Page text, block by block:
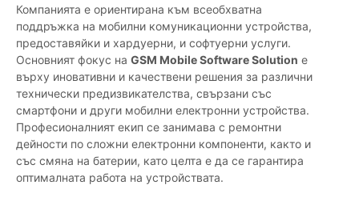
Компанията е ориентирана към всеобхватна
поддръжка на мобилни комуникационни устройства,
предоставяйки и хардуерни, и софтуерни услуги.
Основният фокус на GSM Mobile Software Solution е
върху иновативни и качествени решения за различни
технически предизвикателства, свързани със
смартфони и други мобилни електронни устройства.
Професионалният екип се занимава с ремонтни
дейности по сложни електронни компоненти, както и
със смяна на батерии, като целта е да се гарантира
оптималната работа на устройствата.